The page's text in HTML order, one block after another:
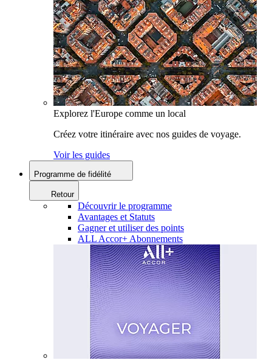
Explorez l'Europe comme un local
Créez votre itinéraire avec nos guides de voyage.
Voir les guides
Programme de fidélité
Retour
Découvrir le programme
Avantages et Statuts
Gagner et utiliser des points
ALL Accor+ Abonnements